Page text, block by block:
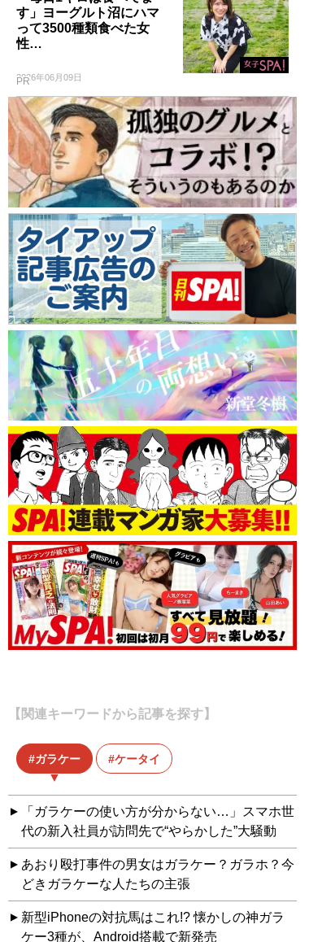
す」ヨーグルト沼にハマ
って3500種類食べた女
性…
2026年06月09日
PR
【関連キーワードから記事を探す】
ガラケー ケータイ
「ガラケーの使い方が分からない…」スマホ世
代の新入社員が訪問先で“やらかした”大騒動
あおり殴打事件の男女はガラケー？ガラホ？今
どきガラケーな人たちの主張
新型iPhoneの対抗馬はこれ!? 懐かしの神ガラ
ケー3種が、Android搭載で新発売